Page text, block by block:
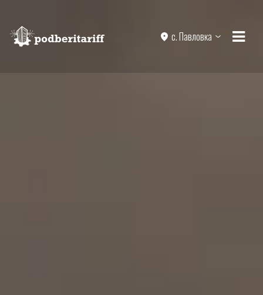
с. Павловка